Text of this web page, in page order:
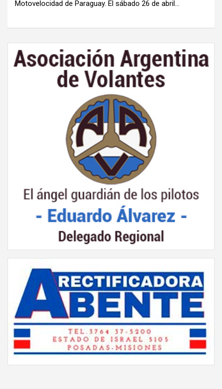
Motovelocidad de Paraguay. El sábado 26 de abril…